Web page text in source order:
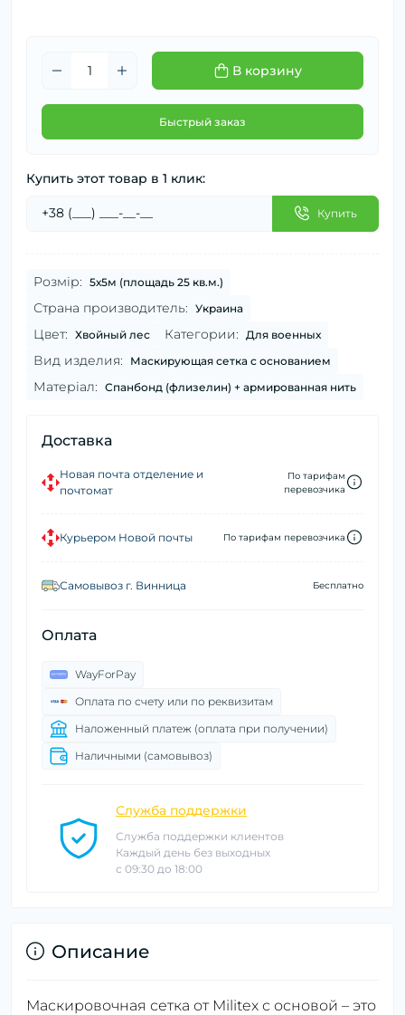
В корзину
Быстрый заказ
Купить этот товар в 1 клик:
Купить
Розмір: 5х5м (площадь 25 кв.м.)
Страна производитель: Украина
Цвет: Хвойный лес Категории: Для военных
Вид изделия: Маскирующая сетка с основанием
Матеріал: Спанбонд (флизелин) + армированная нить
Доставка
Новая почта отделение и
почтомат
По тарифам
перевозчика
Курьером Новой почты По тарифам перевозчика
Самовывоз г. Винница Бесплатно
Оплата
WayForPay
Оплата по счету или по реквизитам
Наложенный платеж (оплата при получении)
Наличными (самовывоз)
Служба поддержки
Служба поддержки клиентов
Каждый день без выходных
с 09:30 до 18:00
Описание
Маскировочная сетка от Militex с основой – это